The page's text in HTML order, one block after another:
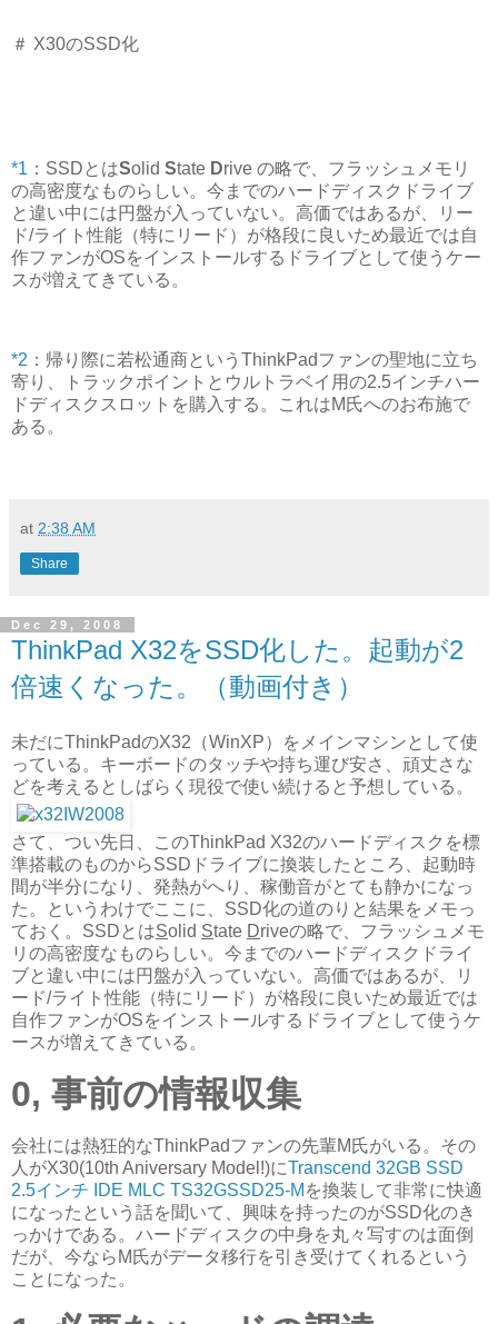
＃ X30のSSD化
*1 ：SSDとはSolid State Drive の略で、フラッシュメモリ
の高密度なものらしい。今までのハードディスクドライブ
と違い中には円盤が入っていない。高価ではあるが、リー
ド/ライト性能（特にリード）が格段に良いため最近では自
作ファンがOSをインストールするドライブとして使うケー
スが増えてきている。
*2 ：帰り際に若松通商というThinkPadファンの聖地に立ち
寄り、トラックポイントとウルトラベイ用の2.5インチハー
ドディスクスロットを購入する。これはM氏へのお布施で
ある。
at 2:38 AM
Share
Dec 29, 2008
ThinkPad X32をSSD化した。起動が2
倍速くなった。（動画付き）
未だにThinkPadのX32（WinXP）をメインマシンとして使
っている。キーボードのタッチや持ち運び安さ、頑丈さな
どを考えるとしばらく現役で使い続けると予想している。
さて、つい先日、このThinkPad X32のハードディスクを標
準搭載のものからSSDドライブに換装したところ、起動時
間が半分になり、発熱がへり、稼働音がとても静かになっ
た。というわけでここに、SSD化の道のりと結果をメモっ
ておく。SSDとはSolid State Driveの略で、フラッシュメモ
リの高密度なものらしい。今までのハードディスクドライ
ブと違い中には円盤が入っていない。高価ではあるが、リ
ード/ライト性能（特にリード）が格段に良いため最近では
自作ファンがOSをインストールするドライブとして使うケ
ースが増えてきている。
0, 事前の情報収集
会社には熱狂的なThinkPadファンの先輩M氏がいる。その
人がX30(10th Aniversary Model!)にTranscend 32GB SSD
2.5インチ IDE MLC TS32GSSD25-M を換装して非常に快適
になったという話を聞いて、興味を持ったのがSSD化のき
っかけである。ハードディスクの中身を丸々写すのは面倒
だが、今ならM氏がデータ移行を引き受けてくれるという
ことになった。